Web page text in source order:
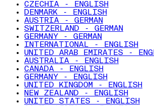
CZECHIA - ENGLISH
DENMARK - ENGLISH
AUSTRIA - GERMAN
SWITZERLAND - GERMAN
GERMANY - GERMAN
INTERNATIONAL - ENGLISH
UNITED ARAB EMIRATES -
AUSTRALIA - ENGLISH
CANADA - ENGLISH
GERMANY - ENGLISH
UNITED KINGDOM - ENGLISH
NEW ZEALAND - ENGLISH
UNITED STATES - ENGLISH